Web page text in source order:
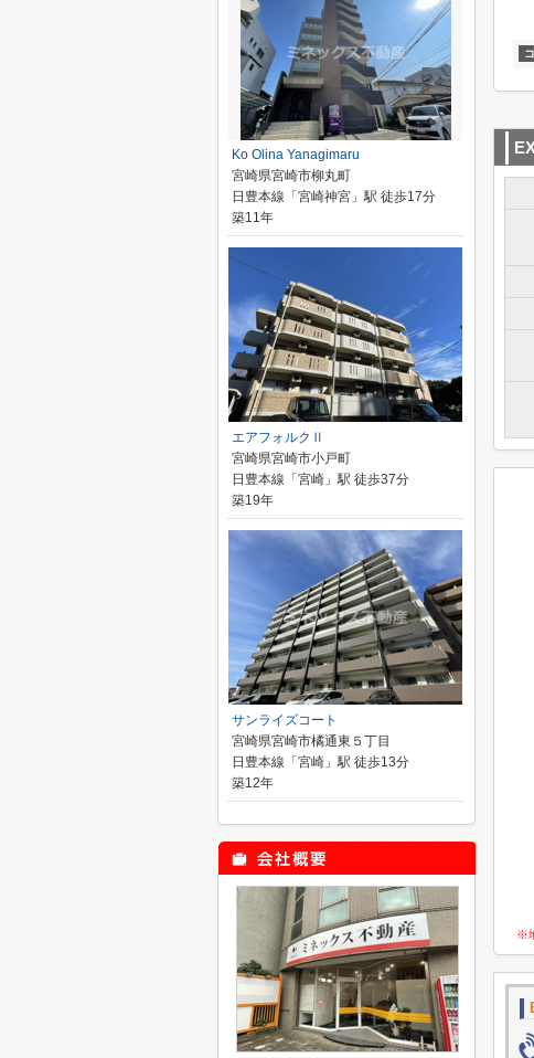
※
Ko Olina Yanagimaru
宮崎県宮崎市柳丸町
日豊本線「宮崎神宮」駅 徒歩17分
築11年
エアフォルクⅡ
宮崎県宮崎市小戸町
日豊本線「宮崎」駅 徒歩37分
築19年
サンライズコート
宮崎県宮崎市橘通東５丁目
日豊本線「宮崎」駅 徒歩13分
築12年